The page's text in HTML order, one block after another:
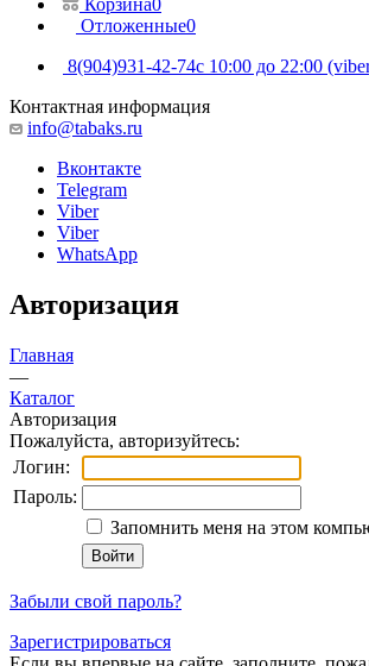
Корзина0
Отложенные0
8(904)931-42-74с 10:00 до 22:00
Контактная информация
info@tabaks.ru
Вконтакте
Telegram
Viber
Viber
WhatsApp
Авторизация
Главная
—
Каталог
Авторизация
Пожалуйста, авторизуйтесь:
Логин:
Пароль:
Запомнить меня на этом
Забыли свой пароль?
Зарегистрироваться